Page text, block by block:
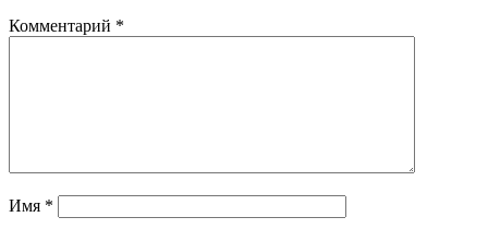
Комментарий *
Имя *